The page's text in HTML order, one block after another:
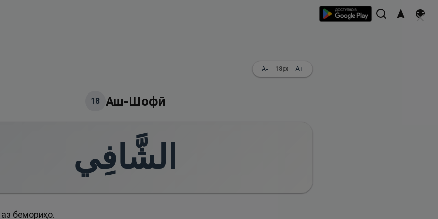
A- 18px A+
18 Аш-Шофӣ
الشَّافِي
бемориҳо.